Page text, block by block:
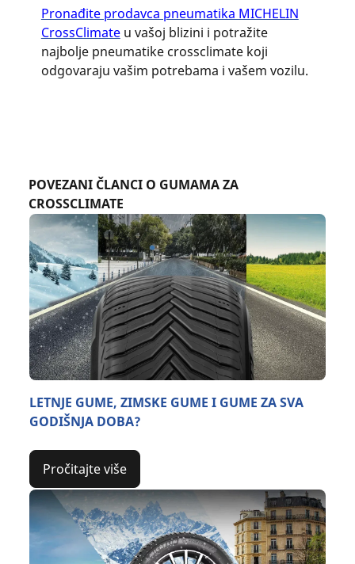
Pronađite prodavca pneumatika MICHELIN
CrossClimateu vašoj blizini i potražite
najbolje pneumatike crossclimate koji
odgovaraju vašim potrebama i vašem vozilu.
POVEZANI ČLANCI O GUMAMA ZA
CROSSCLIMATE
LETNJE GUME, ZIMSKE GUME I GUME ZA SVA
GODIŠNJA DOBA?
Pročitajte više